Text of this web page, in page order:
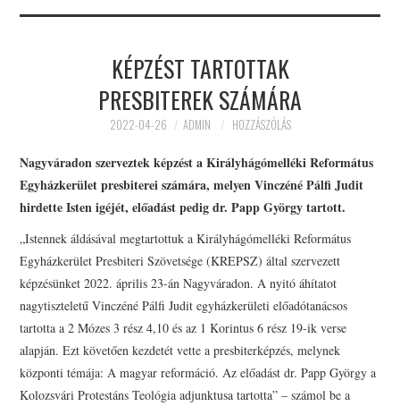
ESEMÉNYNAPTÁR
PRESBITERKÉPZÉS
ŐRÁLLÓK
KAPCSOLAT
KÉPZÉST TARTOTTAK
PRESBITEREK SZÁMÁRA
2022-04-26 ADMIN HOZZÁSZÓLÁS
Nagyváradon szerveztek képzést a Királyhágómelléki Református
Egyházkerület presbiterei számára, melyen Vinczéné Pálfi Judit
hirdette Isten igéjét, előadást pedig dr. Papp György tartott.
„Istennek áldásával megtartottuk a Királyhágómelléki Református
Egyházkerület Presbiteri Szövetsége (KREPSZ) által szervezett
képzésünket 2022. április 23-án Nagyváradon. A nyitó áhítatot
nagytiszteletű Vinczéné Pálfi Judit egyházkerületi előadótanácsos
tartotta a 2 Mózes 3 rész 4,10 és az 1 Korintus 6 rész 19-ik verse
alapján. Ezt követően kezdetét vette a presbiterképzés, melynek
központi témája: A magyar reformáció. Az előadást dr. Papp György a
Kolozsvári Protestáns Teológia adjunktusa tartotta” – számol be a